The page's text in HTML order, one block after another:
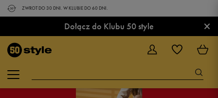
ZWROT DO 30 DNI. W KLUBIE DO 60 DNI.
Dołącz do Klubu 50 style ×